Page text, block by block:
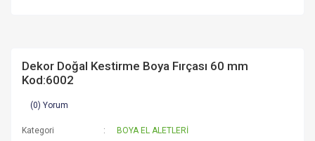
Dekor Doğal Kestirme Boya Fırçası 60 mm
Kod:6002
(0) Yorum
Kategori
BOYA EL ALETLERİ